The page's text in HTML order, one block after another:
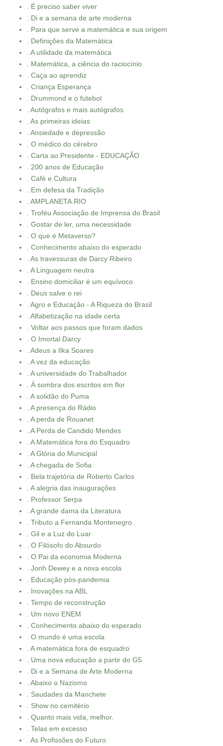
. É preciso saber viver
. Di e a semana de arte moderna
. Para que serve a matemática e sua origem
. Definições da Matemática
. A utilidade da matemática
. Matemática, a ciência do raciocínio
. Caça ao aprendiz
. Criança Esperança
. Drummond e o futebol
. Autógrafos e mais autógrafos
. As primeiras ideias
. Ansiedade e depressão
. O médico do cérebro
. Carta ao Presidente - EDUCAÇÃO
. 200 anos de Educação
. Café e Cultura
. Em defesa da Tradição
. AMPLANETA.RIO
. Troféu Associação de Imprensa do Brasil
. Gostar de ler, uma necessidade
. O que é Metaverso?
. Conhecimento abaixo do esperado
. As travessuras de Darcy Ribeiro
. A Linguagem neutra
. Ensino domiciliar é um equívoco
. Deus salve o rei
. Agro e Educação - A Riqueza do Brasil
. Alfabetização na idade certa
. Voltar aos passos que foram dados
. O Imortal Darcy
. Adeus a Ilka Soares
. A vez da educação
. A universidade do Trabalhador
. À sombra dos escritos em flor
. A solidão do Puma
. A presença do Rádio
. A perda de Rouanet
. A Perda de Candido Mendes
. A Matemática fora do Esquadro
. A Glória do Municipal
. A chegada de Sofia
. Bela trajetória de Roberto Carlos
. A alegria das inaugurações
. Professor Serpa
. A grande dama da Literatura
. Tributo a Fernanda Montenegro
. Gil e a Luz do Luar
. O Filósofo do Absurdo
. O Pai da economia Moderna
. Jonh Dewey e a nova escola
. Educação pós-pandemia
. Inovações na ABL
. Tempo de reconstrução
. Um novo ENEM
. Conhecimento abaixo do esperado
. O mundo é uma escola
. A matemática fora de esquadro
. Uma nova educação a partir do G5
. Di e a Semana de Arte Moderna
. Abaixo o Nazismo
. Saudades da Manchete
. Show no cemitério
. Quanto mais vida, melhor.
. Telas em excesso
. As Profissões do Futuro